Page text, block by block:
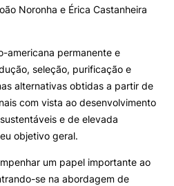
Curso
Coimbra. Todos os direitos reservados.
Noronha e Érica Castanheira
americana permanente e
seleção, purificação e
alternativas obtidas a partir de
com vista ao desenvolvimento
e de elevada
objetivo geral.
um papel importante ao
se na abordagem de